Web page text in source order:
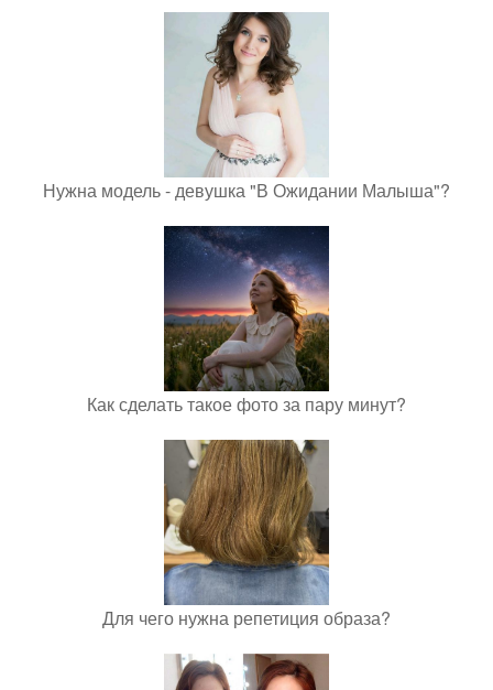
Нужна модель - девушка "В Ожидании Малыша"?
Как сделать такое фото за пару минут?
Для чего нужна репетиция образа?